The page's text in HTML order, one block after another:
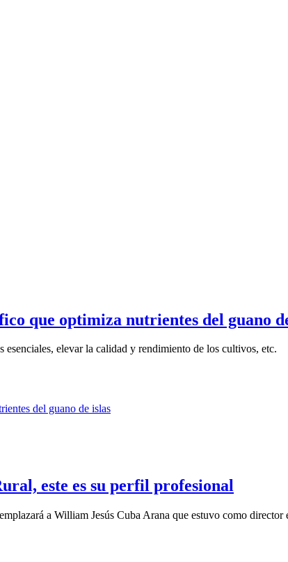
que optimiza nutrientes del guano
elevar la calidad y rendimiento de los cultivos, etc.
este es su perfil profesional
a William Jesús Cuba Arana que estuvo como director